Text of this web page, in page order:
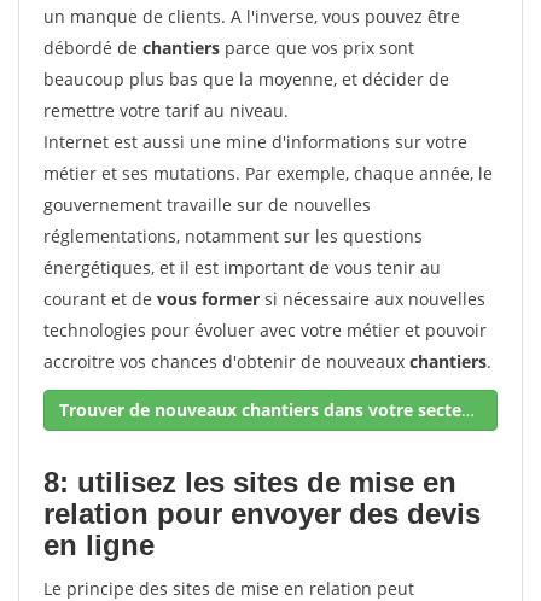
un manque de clients. A l'inverse, vous pouvez être
débordé de chantiers parce que vos prix sont
beaucoup plus bas que la moyenne, et décider de
remettre votre tarif au niveau.
Internet est aussi une mine d'informations sur votre
métier et ses mutations. Par exemple, chaque année, le
gouvernement travaille sur de nouvelles
réglementations, notamment sur les questions
énergétiques, et il est important de vous tenir au
courant et de vous former si nécessaire aux nouvelles
technologies pour évoluer avec votre métier et pouvoir
accroitre vos chances d'obtenir de nouveaux chantiers.
Trouver de nouveaux chantiers dans votre secteur !
8: utilisez les sites de mise en
relation pour envoyer des devis
en ligne
Le principe des sites de mise en relation peut